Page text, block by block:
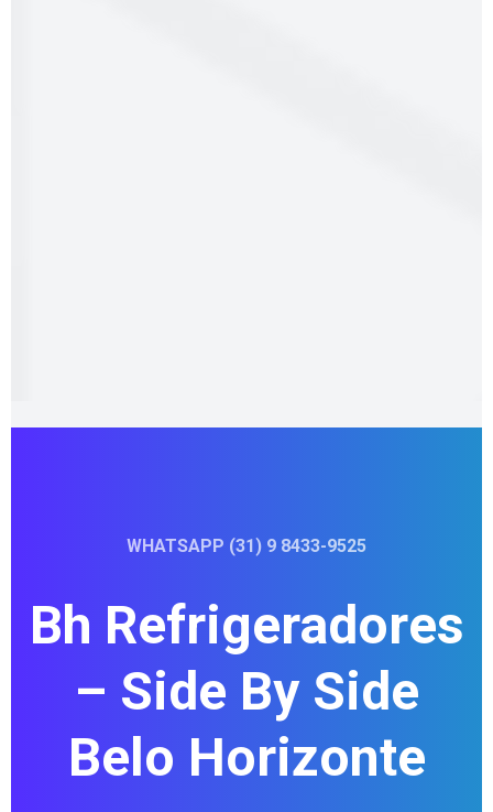
WHATSAPP (31) 9 8433-9525
Bh Refrigeradores
– Side By Side
Belo Horizonte